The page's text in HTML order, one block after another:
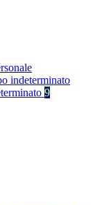
indeterminato
9